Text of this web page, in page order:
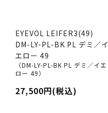
EYEVOL LEIFER3(49)
DM-LY-PL-BK PL デミ／イ
エロー 49
（DM-LY-PL-BK PL デミ／イエ
ロー 49）
27,500円(税込)